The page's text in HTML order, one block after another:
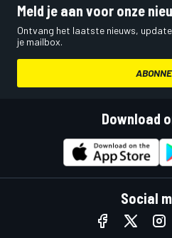
Meld je aan voor onze
Ontvang het laatste nieuws,
je mailbox.
Download
Social